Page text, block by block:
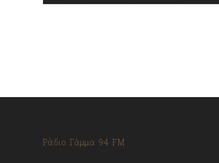
Ράδιο Γάμμα 94 FM